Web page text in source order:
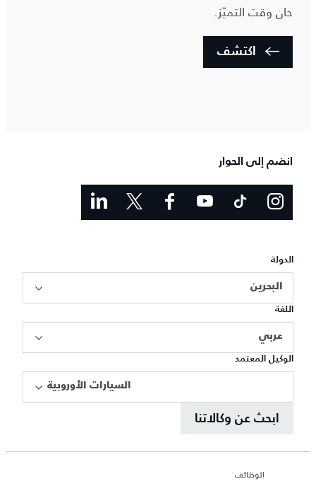
حان وقت التميّز.
اكتشف
انضم إلى الحوار
الدولة
البحرين
اللغة
عربي
الوكيل المعتمد
السيارات الأوروبية
ابحث عن وكالاتنا
الوظائف